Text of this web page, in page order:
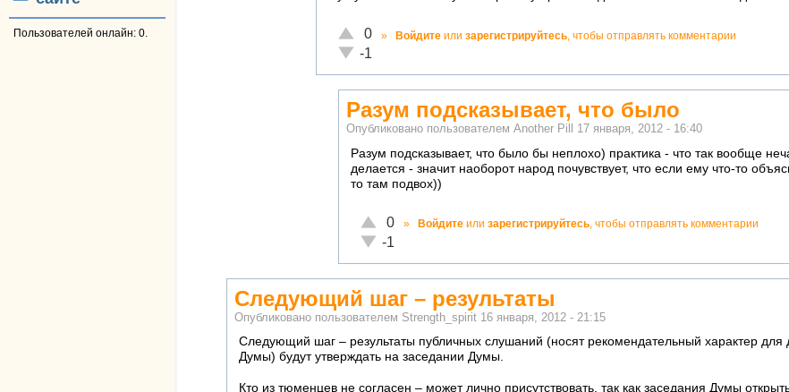
Пользователей онлайн: 0. Отлично!
0
Неадекватно!
-1
» Войдите или зарегистрируйтесь, чтобы отправлять комментарии
Разум подсказывает, что было
Опубликовано пользователем Another Pill 17 января, 2012 - 16:40
Разум подсказывает, что было бы неплохо) практика - что так вообще
делается - значит наоборот народ почувствует, что если ему что-то
то там подвох))
Отлично!
0
Неадекватно!
-1
» Войдите или зарегистрируйтесь, чтобы отправлять комментарии
Следующий шаг – результаты
Опубликовано пользователем Strength_spirit 16 января, 2012 - 21:15
Следующий шаг – результаты публичных слушаний (носят рекомендательный характер для
Думы) будут утверждать на заседании Думы.
Кто из тюменцев не согласен – может лично присутствовать, так как заседания Думы